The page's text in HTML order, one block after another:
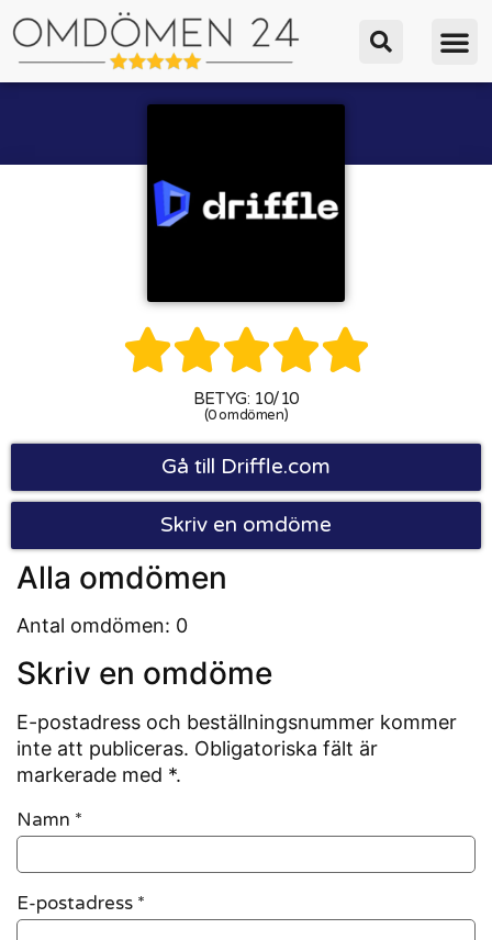

BETYG: 10/10
(0 omdömen)
Gå till Driffle.com
Skriv en omdöme
Alla omdömen
Antal omdömen: 0
Skriv en omdöme
E-postadress och beställningsnummer kommer
inte att publiceras. Obligatoriska fält är
markerade med *.
Namn *
E-postadress *